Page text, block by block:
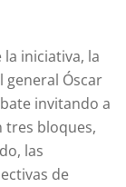
iniciativa, la
general Óscar
invitando a
tres bloques,
las
de